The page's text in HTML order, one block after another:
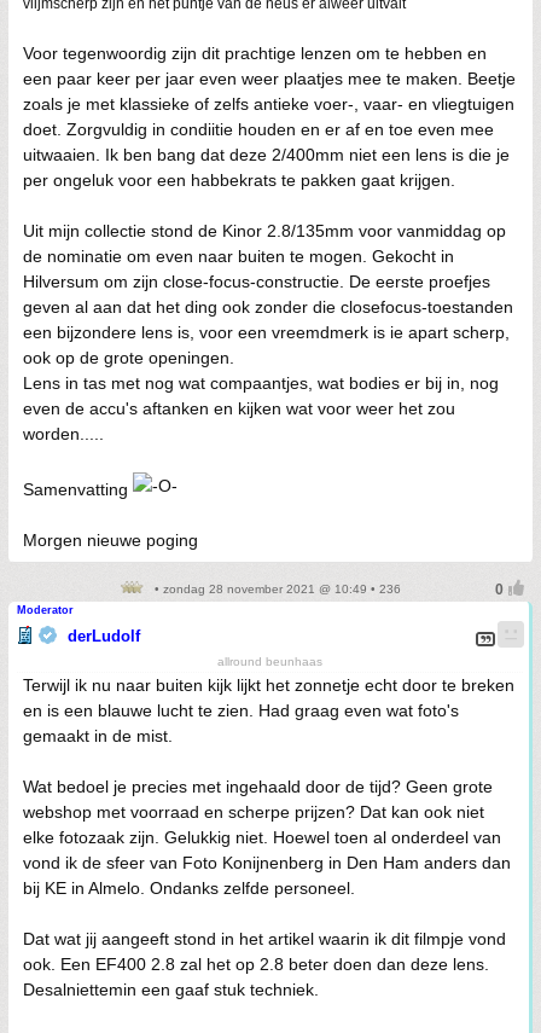
Voor tegenwoordig zijn dit prachtige lenzen om te hebben en
een paar keer per jaar even weer plaatjes mee te maken. Beetje
zoals je met klassieke of zelfs antieke voer-, vaar- en vliegtuigen
doet. Zorgvuldig in condiitie houden en er af en toe even mee
uitwaaien. Ik ben bang dat deze 2/400mm niet een lens is die je
per ongeluk voor een habbekrats te pakken gaat krijgen.
Uit mijn collectie stond de Kinor 2.8/135mm voor vanmiddag op
de nominatie om even naar buiten te mogen. Gekocht in
Hilversum om zijn close-focus-constructie. De eerste proefjes
geven al aan dat het ding ook zonder die closefocus-toestanden
een bijzondere lens is, voor een vreemdmerk is ie apart scherp,
ook op de grote openingen.
Lens in tas met nog wat compaantjes, wat bodies er bij in, nog
even de accu's aftanken en kijken wat voor weer het zou
worden.....
Samenvatting
Morgen nieuwe poging
• zondag 28 november 2021 @ 10:49 • 236
Moderator
derLudolf
allround beunhaas
Terwijl ik nu naar buiten kijk lijkt het zonnetje echt door te breken
en is een blauwe lucht te zien. Had graag even wat foto's
gemaakt in de mist.
Wat bedoel je precies met ingehaald door de tijd? Geen grote
webshop met voorraad en scherpe prijzen? Dat kan ook niet
elke fotozaak zijn. Gelukkig niet. Hoewel toen al onderdeel van
vond ik de sfeer van Foto Konijnenberg in Den Ham anders dan
bij KE in Almelo. Ondanks zelfde personeel.
Dat wat jij aangeeft stond in het artikel waarin ik dit filmpje vond
ook. Een EF400 2.8 zal het op 2.8 beter doen dan deze lens.
Desalniettemin een gaaf stuk techniek.